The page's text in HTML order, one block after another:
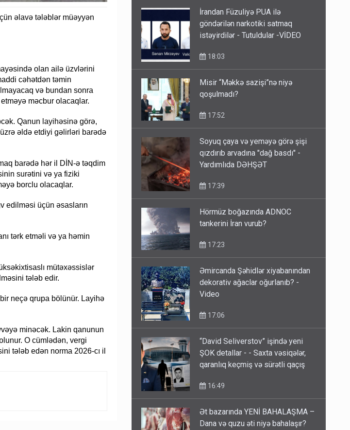
əlavə tələblər müəyyən
olan ailə üzvlərini
cəhətdən təmin
və bundan sonra
məcbur olacaqlar.
Qanun layihəsinə görə,
əldə etdiyi gəlirləri barədə
barədə hər il DİN-ə təqdim
surətini və ya fiziki
borclu olacaqlar.
edilməsi üçün əsasların
tərk etməli və ya həmin
mütəxəssislər
tələb edir.
neçə qrupa bölünür. Layihə
minəcək. Lakin qanunun
O cümlədən, vergi
tələb edən norma 2026-cı il
Hacıyev
15:02
Azərbaycanla bağlı açıqlama
İrandan Füzuliyə PUA ilə
göndərilən narkotiki satmaq
Misir “Məkkə sazişi”nə niyə
Soyuq çaya və yeməyə görə şişi
qızdırıb arvadına "dağ basdı" -
Hörmüz boğazında ADNOC
Əmircanda Şəhidlər xiyabanından
dekorativ ağaclar oğurlanıb? -
“David Seliverstov” işində yeni
ŞOK detallar - - Saxta vəsiqələr,
Ət bazarında YENİ BAHALAŞMA –